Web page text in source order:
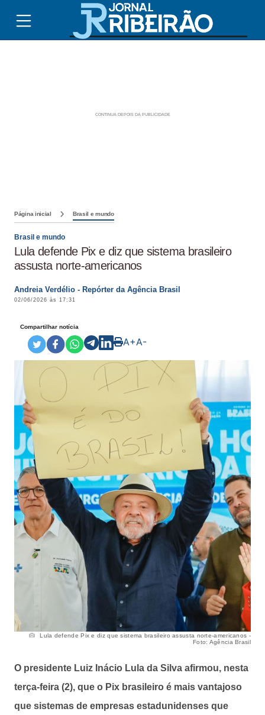
Página inicial Brasil e mundo
Brasil e mundo
Lula defende Pix e diz que sistema brasileiro
assusta norte-americanos
Andreia Verdélio - Repórter da Agência Brasil
02/06/2026 às 17:31
Compartilhar notícia
A+A-
Lula defende Pix e diz que sistema brasileiro assusta norte-americanos -
Foto: Agência Brasil
O presidente Luiz Inácio Lula da Silva afirmou, nesta
terça-feira (2), que o Pix brasileiro é mais vantajoso
que sistemas de empresas estadunidenses que